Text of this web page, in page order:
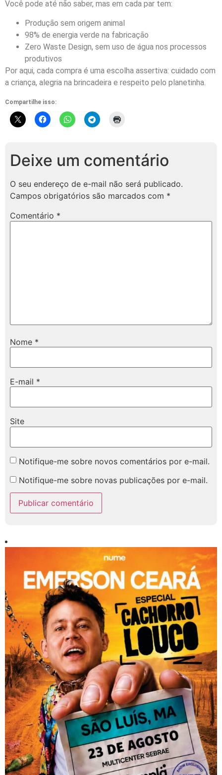
Você pode até não saber, mas em cada par tem:
Produção sem origem animal
98% de energia verde na fabricação
Zero Waste Design, sem uso de água nos processos
produtivos
Por aqui, cada compra é uma escolha assertiva: cuidado com
a criança, alegria na brincadeira e respeito pelo planetinha.
Compartilhe isso:
Deixe um comentário
O seu endereço de e-mail não será publicado.
Campos obrigatórios são marcados com *
Comentário *
Nome *
E-mail *
Site
Notifique-me sobre novos comentários por e-mail.
Notifique-me sobre novas publicações por e-mail.